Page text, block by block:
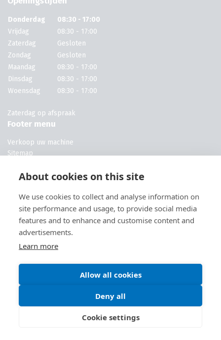
Donderdag
08:30 - 17:00
Vrijdag
08:30 - 17:00
Zaterdag
Gesloten
Zondag
Gesloten
Maandag
08:30 - 17:00
Dinsdag
08:30 - 17:00
Woensdag
08:30 - 17:00
Zaterdag op afspraak
Footer menu
Verkoop uw machine
Sitemap
Machines voor kwekerijen
Machines voor hoveniers
Volg ons
© 2026Alblas Intern Transport
Cookies Disclaimer
About cookies on this site
We use cookies to collect and analyse information on
site performance and usage, to provide social media
features and to enhance and customise content and
advertisements.
Learn more
Allow all cookies
Deny all
Cookie settings